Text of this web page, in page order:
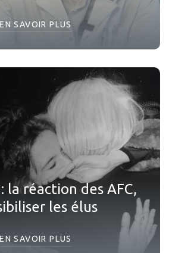
EN SAVOIR PLUS
la réaction des AFC,
les élus
EN SAVOIR PLUS